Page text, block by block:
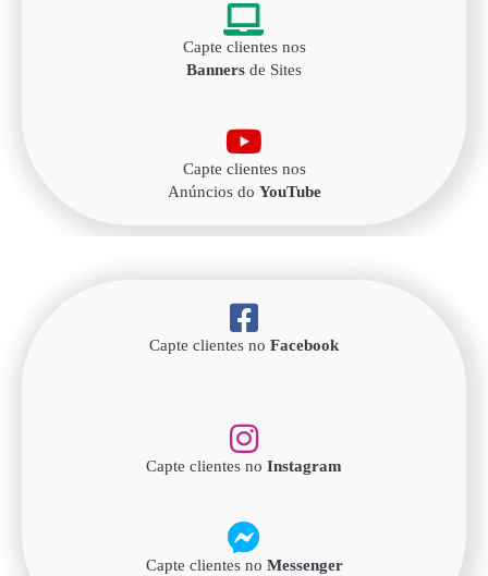
Capte clientes nos
Banners de Sites
Capte clientes nos
Anúncios do YouTube
Capte clientes no Facebook
Capte clientes no Instagram
Capte clientes no Messenger